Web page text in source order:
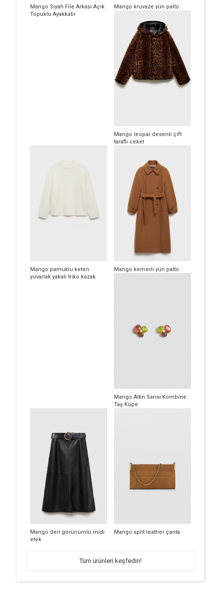
Mango Siyah File Arkası Açık
Topuklu Ayakkabı
Mango kruvaze yün palto
Mango leopar desenli çift
taraflı ceket
Mango pamuklu keten
yuvarlak yakalı triko kazak
Mango kemerli yün palto
Mango Altın Sarısı Kombine
Taş Küpe
Mango deri görünümlü midi
etek
Mango split leather çanta
Tüm ürünleri keşfedin!